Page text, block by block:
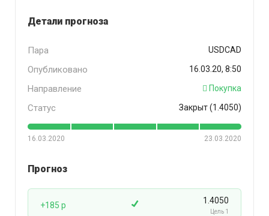
Детали прогноза
Пара USDCAD
Опубликовано 16.03.20, 8:50
Направление Покупка
Статус Закрыт (1.4050)
16.03.2020 23.03.2020
Прогноз
+185 p 1.4050
Цель 1